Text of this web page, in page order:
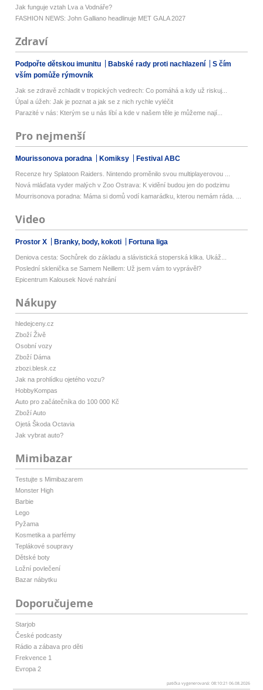
Jak funguje vztah Lva a Vodnáře?
FASHION NEWS: John Galliano headlinuje MET GALA 2027
Zdraví
Podpořte dětskou imunitu Babské rady proti nachlazení
S čím
vším pomůže rýmovník
Jak se zdravě zchladit v tropických vedrech: Co pomáhá a kdy už riskuj...
Úpal a úžeh: Jak je poznat a jak se z nich rychle vyléčit
Parazité v nás: Kterým se u nás líbí a kde v našem těle je můžeme nají...
Pro nejmenší
Mourissonova poradna Komiksy Festival ABC
Recenze hry Splatoon Raiders. Nintendo proměnilo svou multiplayerovou ...
Nová mláďata vyder malých v Zoo Ostrava: K vidění budou jen do podzimu
Mourrisonova poradna: Máma si domů vodí kamarádku, kterou nemám ráda. ...
Video
Prostor X Branky, body, kokoti Fortuna liga
Deniova cesta: Sochůrek do základu a slávistická stoperská klika. Ukáž...
Poslední sklenička se Samem Neillem: Už jsem vám to vyprávěl?
Epicentrum Kalousek Nové nahrání
Nákupy
hledejceny.cz
Zboží Živě
Osobní vozy
Zboží Dáma
zbozi.blesk.cz
Jak na prohlídku ojetého vozu?
HobbyKompas
Auto pro začátečníka do 100 000 Kč
Zboží Auto
Ojetá Škoda Octavia
Jak vybrat auto?
Mimibazar
Testujte s Mimibazarem
Monster High
Barbie
Lego
Pyžama
Kosmetika a parfémy
Teplákové soupravy
Dětské boty
Ložní povlečení
Bazar nábytku
Doporučujeme
Starjob
České podcasty
Rádio a zábava pro děti
Frekvence 1
Evropa 2
patička vygenerovaná: 08:10:21 06.08.2026